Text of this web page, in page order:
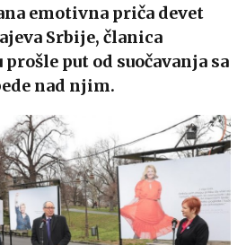
emotivna priča devet
Srbije, članica
put od suočavanja sa
nad njim.